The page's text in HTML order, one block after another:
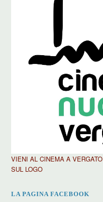
VIENI AL CINEMA A
SUL LOGO
LA PAGINA FACEBOOK